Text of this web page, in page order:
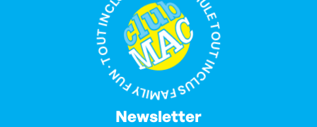
FORMULE TOUT INCLUS FAMILY FUN · TOUT INCLUS FAMILY FUN ·
Newsletter